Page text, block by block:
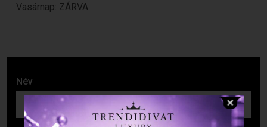
Név
Vasárnap: ZÁRVA